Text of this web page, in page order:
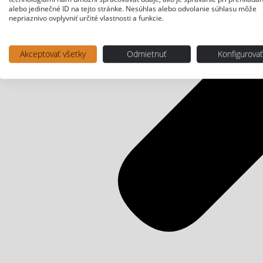
alebo jedinečné ID na tejto stránke. Nesúhlas alebo odvolanie súhlasu môže
nepriaznivo ovplyvniť určité vlastnosti a funkcie.
Akceptovať všetky Odmietnuť Konfigurovať